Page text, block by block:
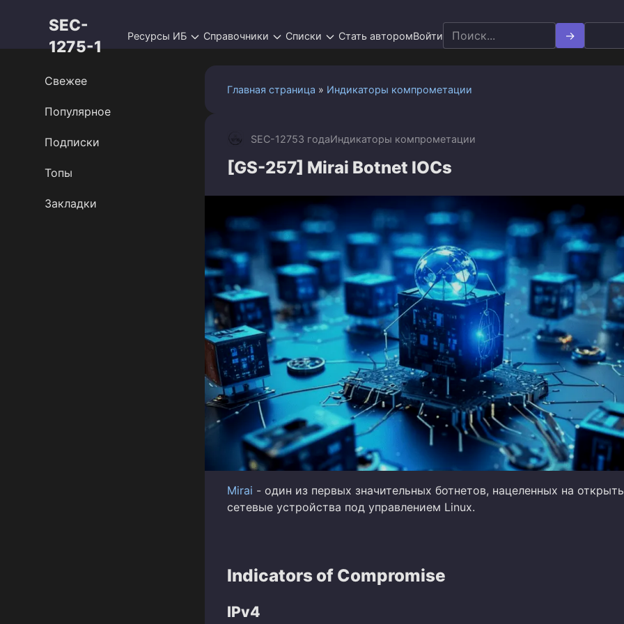
SEC-
1275-1
Ресурсы ИБ Справочники Списки Стать авторомВойти Search
for:
Главная страница » Индикаторы компрометации
SEC-12753 годаИндикаторы компрометации
[GS-257] Mirai Botnet IOCs
Mirai - один из первых значительных ботнетов, нацеленных на
сетевые устройства под управлением Linux.
Indicators of Compromise
IPv4
Свежее
Популярное
Подписки
Топы
Закладки